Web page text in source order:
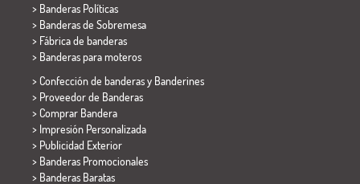
> Banderas Políticas
> Banderas de Sobremesa
> Fábrica de banderas
> Banderas para moteros
> Confección de banderas y Banderines
> Proveedor de Banderas
> Comprar Bandera
> Impresión Personalizada
> Publicidad Exterior
> Banderas Promocionales
> Banderas Baratas